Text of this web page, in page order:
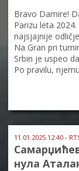
Bravo Damire!
Parizu leta
najsjajnije
Na Gran pri
Srbin je uspeo
Po pravilu,
11.01.2025 12:40 -
нула